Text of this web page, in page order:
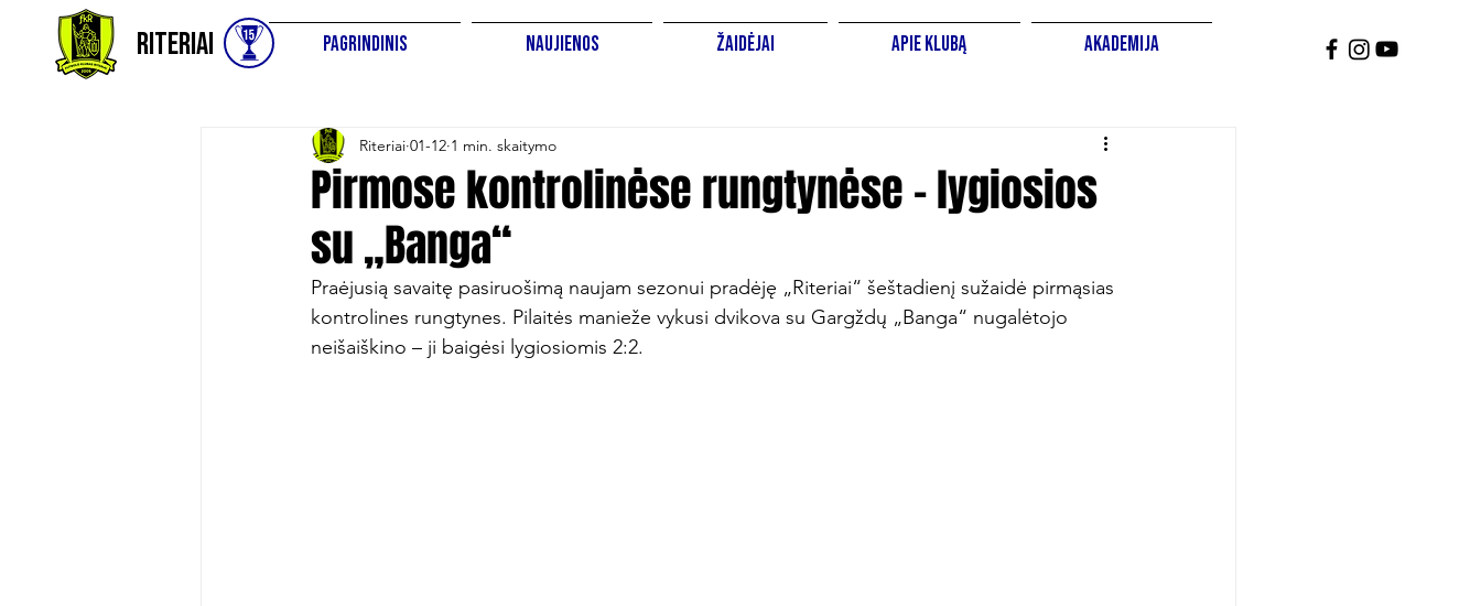
Riteriai Pagrindinis Naujienos Žaidėjai Apie Klubą Akademija
Pirmose kontrolinėse rungtynėse – lygiosios
su „Banga“
Riteriai 01-12 1 min. skaitymo
Praėjusią savaitę pasiruošimą naujam sezonui pradėję „Riteriai“ šeštadienį sužaidė pirmąsias
kontrolines rungtynes. Pilaitės manieže vykusi dvikova su Gargždų „Banga“ nugalėtojo
neišaiškino – ji baigėsi lygiosiomis 2:2.